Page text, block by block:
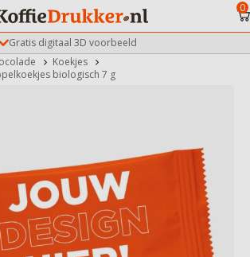
Gratis digitaal 3D voorbeeld
0
Koekjes
biologisch 7 g